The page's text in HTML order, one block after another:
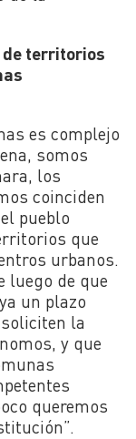
de territorios
es complejo
somos
los
coinciden
pueblo
que
urbanos.
luego de que
un plazo
la
y que
queremos